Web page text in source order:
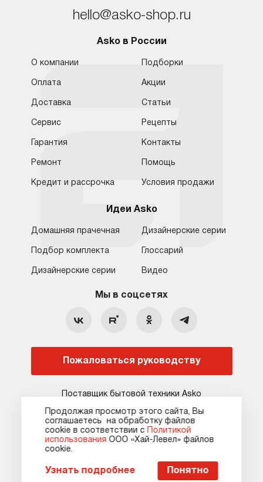
Москва
Санкт-Петербург
Краснодар
Ростов-на-Дону
8 (800) 555-17-98
hello@asko-shop.ru
Контакты
Сервисные центры Кредит и рассрочка
Гарантия Карта сайта
Пожаловаться руководству
hello@asko-shop.ru
Asko в России
О компании
Оплата
Доставка
Сервис
Гарантия
Ремонт
Кредит и рассрочка
Подборки
Акции
Статьи
Рецепты
Контакты
Помощь
Условия продажи
Идеи Asko
Домашняя прачечная
Подбор комплекта
Дизайнерские серии
Дизайнерские серии
Глоссарий
Видео
Мы в соцсетях
Пожаловаться руководству
Поставщик бытовой техники Asko
Политика конфиденциальности
Продолжая просмотр этого сайта, Вы
соглашаетесь на обработку файлов
сооkie в соответствии с
Политикой
использования ООО «Хай-Левел» файлов
сооkіе.
Узнать подробнее Понятно